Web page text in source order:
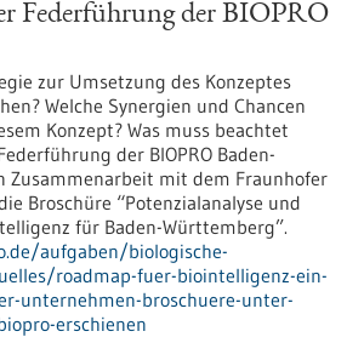
Federführung der BIOPRO
zur Umsetzung des Konzeptes
Welche Synergien und Chancen
Konzept? Was muss beachtet
der BIOPRO Baden-
Zusammenarbeit mit dem Fraunhofer
Broschüre “Potenzialanalyse und
für Baden-Württemberg”.
aufgaben/biologische-
roadmap-fuer-biointelligenz-ein-
unternehmen-broschuere-unter-
erschienen